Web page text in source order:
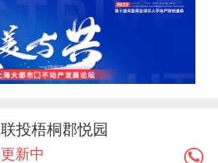
联投梧桐郡悦园
更新中